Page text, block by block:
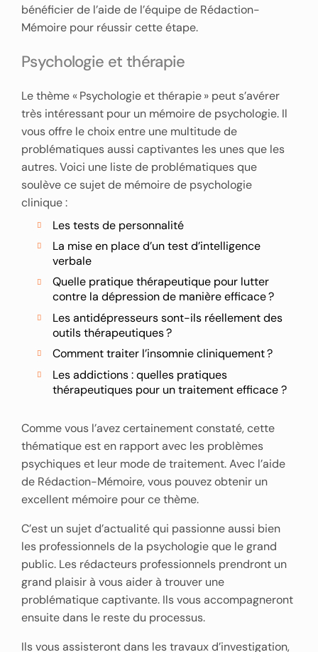
bénéficier de l’aide de l’équipe de Rédaction-
Mémoire pour réussir cette étape.
Psychologie et thérapie
Le thème « Psychologie et thérapie » peut s’avérer
très intéressant pour un mémoire de psychologie. Il
vous offre le choix entre une multitude de
problématiques aussi captivantes les unes que les
autres. Voici une liste de problématiques que
soulève ce sujet de mémoire de psychologie
clinique :
Les tests de personnalité
La mise en place d’un test d’intelligence
verbale
Quelle pratique thérapeutique pour lutter
contre la dépression de manière efficace ?
Les antidépresseurs sont-ils réellement des
outils thérapeutiques ?
Comment traiter l’insomnie cliniquement ?
Les addictions : quelles pratiques
thérapeutiques pour un traitement efficace ?
Comme vous l’avez certainement constaté, cette
thématique est en rapport avec les problèmes
psychiques et leur mode de traitement. Avec l’aide
de Rédaction-Mémoire, vous pouvez obtenir un
excellent mémoire pour ce thème.
C’est un sujet d’actualité qui passionne aussi bien
les professionnels de la psychologie que le grand
public. Les rédacteurs professionnels prendront un
grand plaisir à vous aider à trouver une
problématique captivante. Ils vous accompagneront
ensuite dans le reste du processus.
Ils vous assisteront dans les travaux d’investigation,